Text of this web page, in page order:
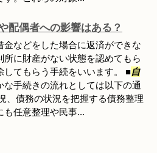
配偶者への影響はある？
金などをした場合に返済ができな
に財産がない状態を認めてもら
してもらう手続をいいます。 ■自
な手続きの流れとしては以下の通
、債務の状況を把握する債務整理
も任意整理や民事...